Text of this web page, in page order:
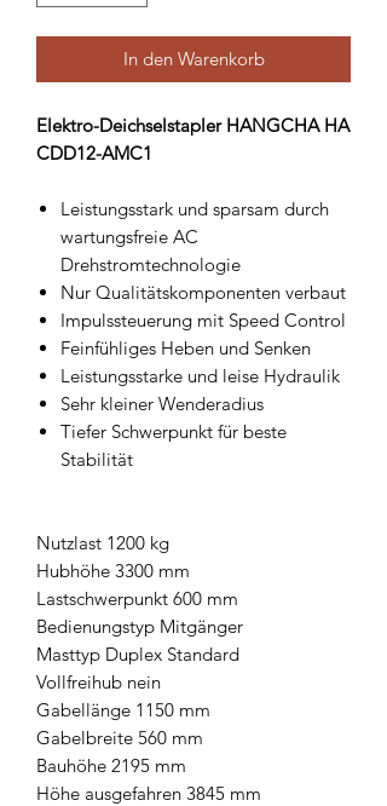
In den Warenkorb
Elektro-Deichselstapler HANGCHA HA
CDD12-AMC1
Leistungsstark und sparsam durch
wartungsfreie AC
Drehstromtechnologie
Nur Qualitätskomponenten verbaut
Impulssteuerung mit Speed Control
Feinfühliges Heben und Senken
Leistungsstarke und leise Hydraulik
Sehr kleiner Wenderadius
Tiefer Schwerpunkt für beste
Stabilität
Nutzlast 1200 kg
Hubhöhe 3300 mm
Lastschwerpunkt 600 mm
Bedienungstyp Mitgänger
Masttyp Duplex Standard
Vollfreihub nein
Gabellänge 1150 mm
Gabelbreite 560 mm
Bauhöhe 2195 mm
Höhe ausgefahren 3845 mm